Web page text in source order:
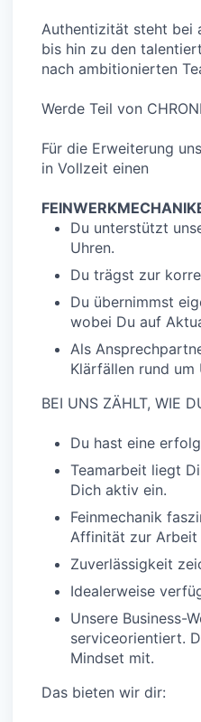
Authentizität steht bei
bis hin zu den
nach ambitionierten
Werde Teil von
Für die Erweiterung
in Vollzeit einen
Du unterstützt
Uhren.
Du trägst zur
Du übernimmst
wobei Du auf
Als
Klärfällen rund
BEI UNS ZÄHLT, WIE
Du hast eine
Teamarbeit liegt
Dich aktiv ein.
Feinmechanik
Affinität zur Arbeit
Zuverlässigkeit
Idealerweise
Unsere Business-
serviceorientiert.
Mindset mit.
Das bieten wir dir: